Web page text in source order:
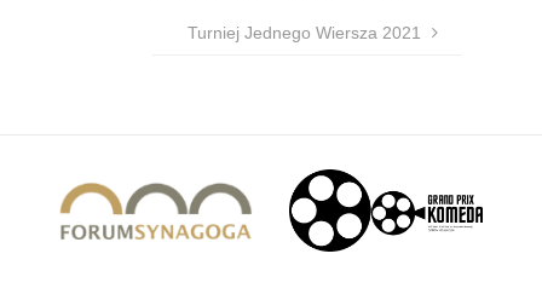
Turniej Jednego Wiersza 2021